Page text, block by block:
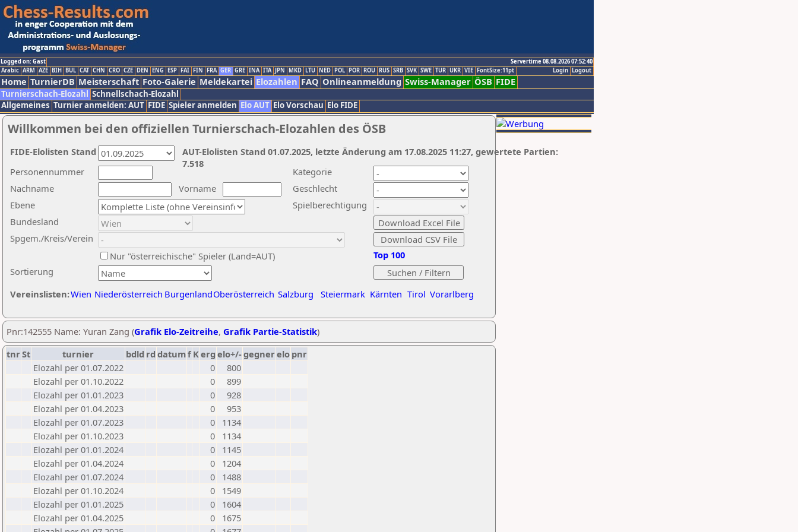
Logged on: Gast
Servertime 08.08.2026 07:52:40
Logout
Login
Arabic ARM AZE BIH BUL CAT CHN CRO CZE DEN ENG ESP FAI FIN FRA GER GRE INA ITA JPN MKD LTU NED POL POR ROU RUS SRB SVK SWE TUR UKR VIE FontSize:11pt
Home TurnierDB Meisterschaft Foto-Galerie Meldekartei Elozahlen FAQ Onlineanmeldung Swiss-Manager ÖSB FIDE
Turnierschach-Elozahl Schnellschach-Elozahl
Allgemeines Turnier anmelden: AUT FIDE Spieler anmelden Elo AUT Elo Vorschau Elo FIDE
Willkommen bei den offiziellen Turnierschach-Elozahlen des ÖSB
Nachname
Vorname
Ebene
Kategorie
Sortierung
Personennummer
Bundesland
Spgem./Kreis/Verein
Geschlecht
Nur "österreichische" Spieler (Land=AUT)
Spielberechtigung
Vereinslisten:Wien Niederösterreich BurgenlandOberösterreich Salzburg Steiermark Kärnten Tirol Vorarlberg
Top 100
AUT-Elolisten Stand 01.07.2025, letzte Änderung am 17.08.2025 11:27, gewertete Partien:
7.518
FIDE-Elolisten Stand
Pnr:142555 Name: Yuran Zang (Grafik Elo-Zeitreihe, Grafik Partie-Statistik)
tnrSt turnier bdld rd datumf Kerg elo+/-gegnerelo pnr
Elozahl per 01.07.2022
0
800
Elozahl per 01.10.2022
0
899
Elozahl per 01.01.2023
0
928
Elozahl per 01.04.2023
0
953
Elozahl per 01.07.2023
0
1134
Elozahl per 01.10.2023
0
1134
Elozahl per 01.01.2024
0
1145
Elozahl per 01.04.2024
0
1204
Elozahl per 01.07.2024
0
1488
Elozahl per 01.10.2024
0
1549
Elozahl per 01.01.2025
0
1604
Elozahl per 01.04.2025
0
1675